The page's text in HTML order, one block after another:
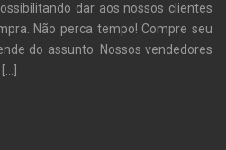
dar aos nossos clientes
Não perca tempo! Compre seu
do assunto. Nossos vendedores